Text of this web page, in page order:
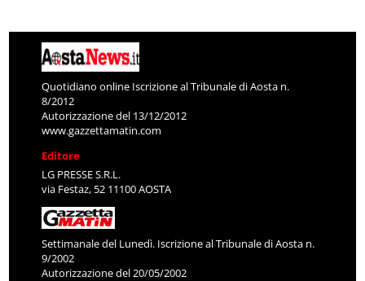
Quotidiano online Iscrizione al Tribunale di Aosta n.
8/2012
Autorizzazione del 13/12/2012
www.gazzettamatin.com
Editore
LG PRESSE S.R.L.
via Festaz, 52 11100 AOSTA
Settimanale del Lunedì. Iscrizione al Tribunale di Aosta n.
9/2002
Autorizzazione del 20/05/2002